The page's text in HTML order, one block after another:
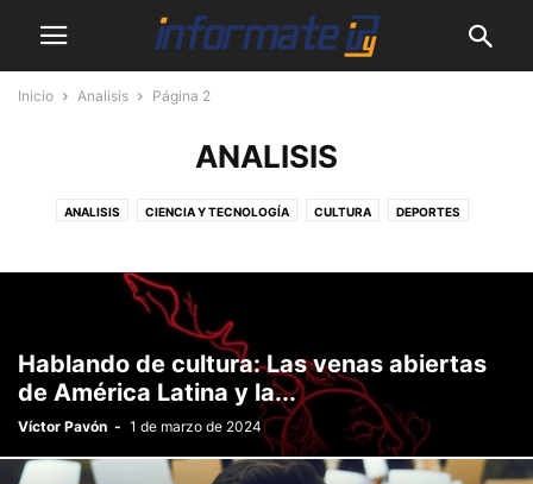
Inicio Analisis Página 2
ANALISIS
ANALISIS CIENCIA Y TECNOLOGÍA CULTURA DEPORTES
MUNICIPALES NACIONALES PODCASTS SALUD SHOW
SIN CATEGORÍA
Hablando de cultura: Las venas abiertas
de América Latina y la...
Víctor Pavón - 1 de marzo de 2024